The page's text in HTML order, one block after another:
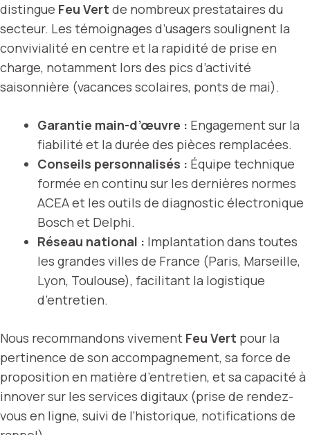
distingue Feu Vert de nombreux prestataires du
secteur. Les témoignages d’usagers soulignent la
convivialité en centre et la rapidité de prise en
charge, notamment lors des pics d’activité
saisonnière (vacances scolaires, ponts de mai).
Garantie main-d’œuvre : Engagement sur la
fiabilité et la durée des pièces remplacées.
Conseils personnalisés : Équipe technique
formée en continu sur les dernières normes
ACEA et les outils de diagnostic électronique
Bosch et Delphi.
Réseau national : Implantation dans toutes
les grandes villes de France (Paris, Marseille,
Lyon, Toulouse), facilitant la logistique
d’entretien.
Nous recommandons vivement Feu Vert pour la
pertinence de son accompagnement, sa force de
proposition en matière d’entretien, et sa capacité à
innover sur les services digitaux (prise de rendez-
vous en ligne, suivi de l’historique, notifications de